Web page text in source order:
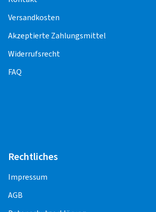
Für die Pflege und Korrektheit der
einschließlich der Preise für die
Montageleistungen, sind die
verantwortlich.
Alufelge 18"
Alufelge 19" - 20"
Versandkosten
Akzeptierte Zahlungsmittel
Widerrufsrecht
FAQ
Rechtliches
Impressum
AGB